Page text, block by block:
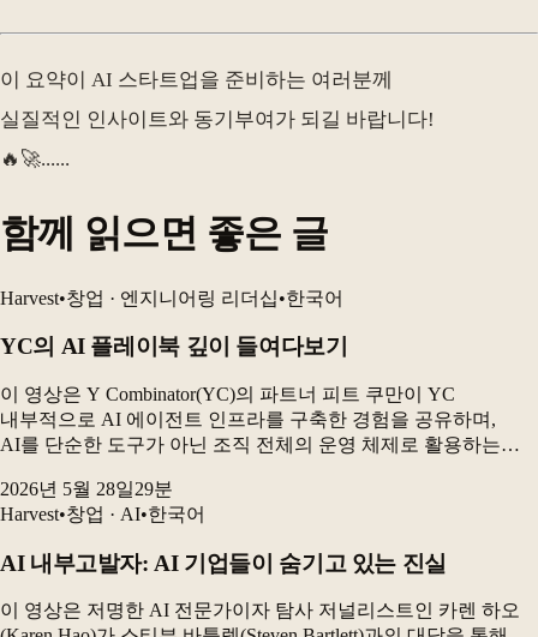
이 요약이 AI 스타트업을 준비하는 여러분께
실질적인 인사이트와 동기부여가 되길 바랍니다!
🔥🚀......
함께 읽으면 좋은 글
Harvest•창업 · 엔지니어링 리더십•한국어
YC의 AI 플레이북 깊이 들여다보기
이 영상은 Y Combinator(YC)의 파트너 피트 쿠만이 YC
내부적으로 AI 에이전트 인프라를 구축한 경험을 공유하며,
AI를 단순한 도구가 아닌 조직 전체의 운영 체제로 활용하는
권한을 부여한 것이 얼마나 큰 변화를 가져왔...
2026년 5월 28일29분
Harvest•창업 · AI•한국어
AI 내부고발자: AI 기업들이 숨기고 있는 진실
이 영상은 저명한 AI 전문가이자 탐사 저널리스트인 카렌 하오